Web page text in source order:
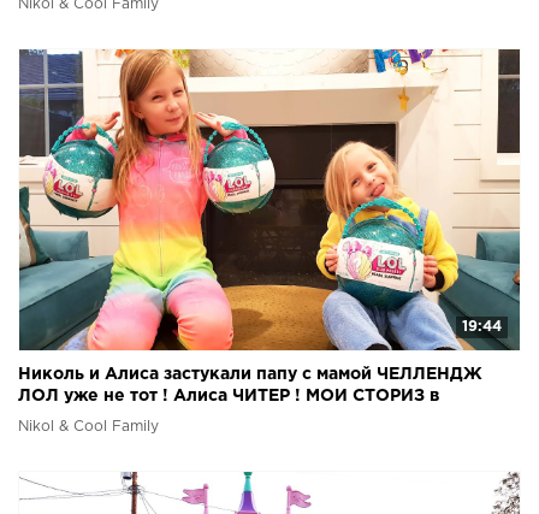
Nikol & Cool Family
19:44
Николь и Алиса застукали папу с мамой ЧЕЛЛЕНДЖ
ЛОЛ уже не тот ! Алиса ЧИТЕР ! МОИ СТОРИЗ в
Инстаграм
Nikol & Cool Family